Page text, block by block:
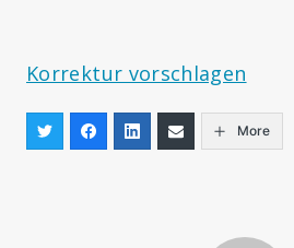
Korrektur vorschlagen
More